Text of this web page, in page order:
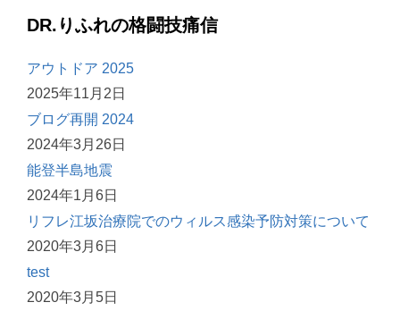
DR.りふれの格闘技痛信
アウトドア 2025
2025年11月2日
ブログ再開 2024
2024年3月26日
能登半島地震
2024年1月6日
リフレ江坂治療院でのウィルス感染予防対策について
2020年3月6日
test
2020年3月5日